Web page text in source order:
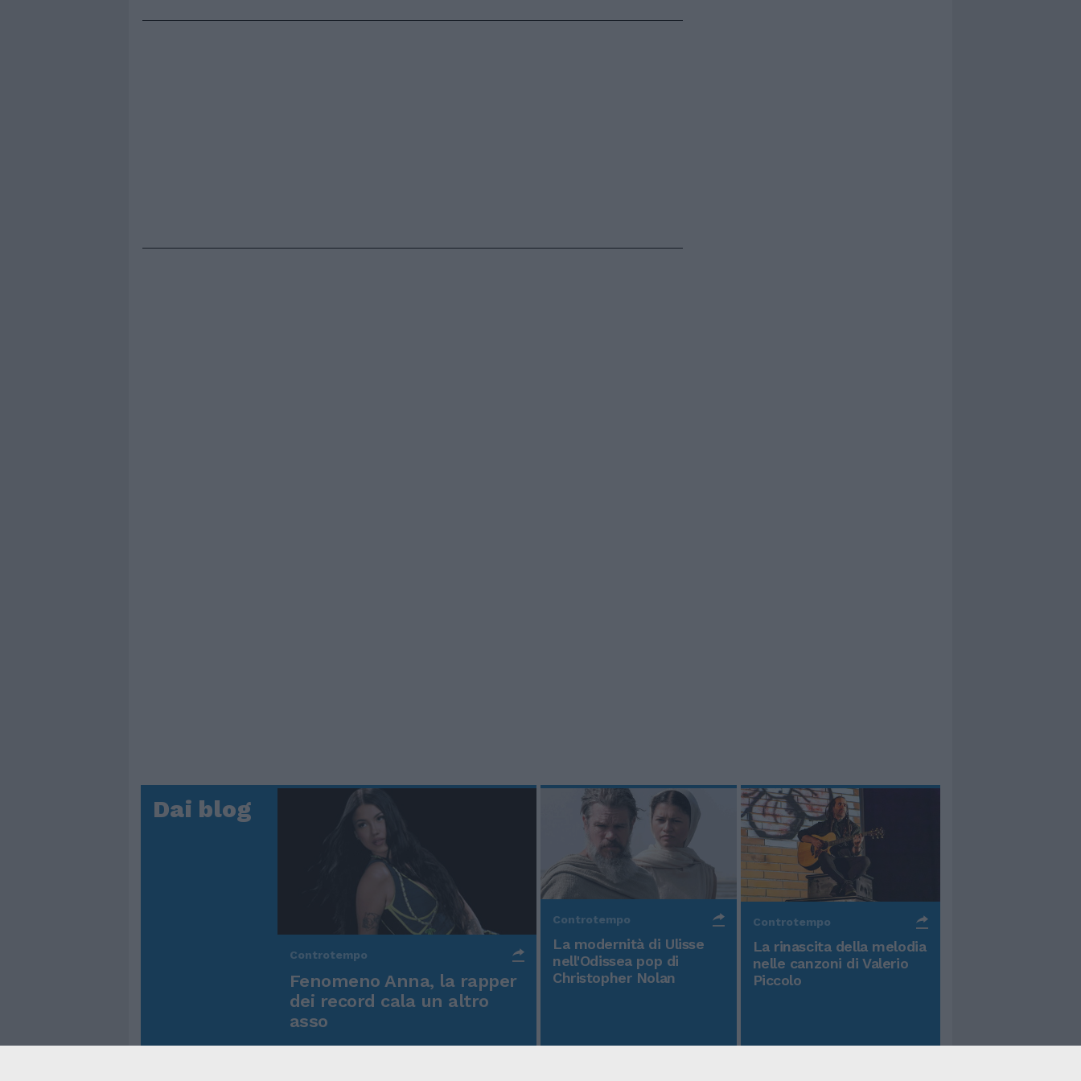
Dai blog
Controtempo
Fenomeno Anna, la rapper
dei record cala un altro
asso
Controtempo
La modernità di Ulisse
nell'Odissea pop di
Christopher Nolan
Controtempo
La rinascita della melodia
nelle canzoni di Valerio
Piccolo